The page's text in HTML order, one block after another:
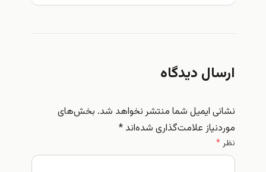
دیدگاه
شما منتشر نخواهد شد.بخش‌های
علامت‌گذاری شده‌اند*